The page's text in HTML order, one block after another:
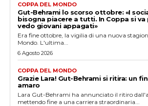
COPPA DEL MONDO
Gut-Behrami lo scorso ottobre: «I
bisogna piacere a tutti. In Coppa si va
vedo giovani appagati»
Era fine ottobre, la vigilia di una nuova
Mondo. L'ultima...
6 Agosto 2026
COPPA DEL MONDO
Grazie Lara! Gut-Behrami si ritira: un
amaro
Lara Gut-Behrami ha annunciato il ritiro
mettendo fine a una carriera straordinaria...